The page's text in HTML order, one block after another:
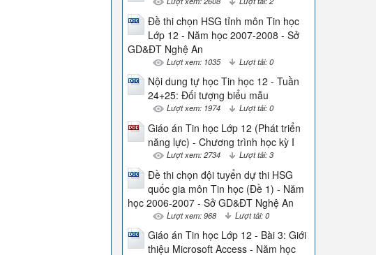
Đề thi chọn HSG tỉnh môn Tin học
Lớp 12 - Năm học 2007-2008 - Sở
GD&ĐT Nghệ An
Lượt xem: 1035 Lượt tải: 0
Nội dung tự học Tin học 12 - Tuần
24+25: Đối tượng biểu mẫu
Lượt xem: 1974 Lượt tải: 0
Giáo án Tin học Lớp 12 (Phát triển
năng lực) - Chương trình học kỳ I
Lượt xem: 2734 Lượt tải: 3
Đề thi chọn đội tuyển dự thi HSG
quốc gia môn Tin học (Đề 1) - Năm
học 2006-2007 - Sở GD&ĐT Nghệ An
Lượt xem: 968 Lượt tải: 0
Giáo án Tin học Lớp 12 - Bài 3: Giới
thiệu Microsoft Access - Năm học